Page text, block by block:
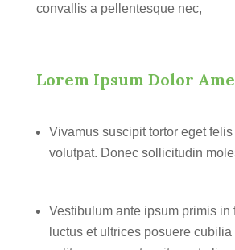
convallis a pellentesque nec,
Lorem Ipsum Dolor
Vivamus suscipit tortor eget felis
volutpat. Donec sollicitudin
Vestibulum ante ipsum primis in
luctus et ultrices posuere